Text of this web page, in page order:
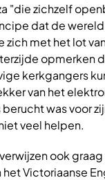
"die zichzelf
dat de
met het lot
opmerken
kerkgangers
van het
was voor
veel helpen.
ook
Victoriaanse